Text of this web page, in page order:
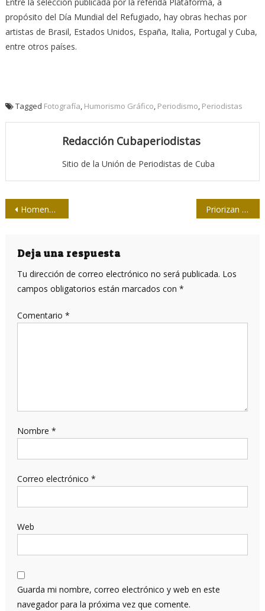
propósito del Día Mundial del Refugiado, hay obras hechas por
artistas de Brasil, Estados Unidos, España, Italia, Portugal y Cuba,
entre otros países.
Tagged Fotografía, Humorismo Gráfico, Periodismo, Periodistas
Redacción Cubaperiodistas
Sitio de la Unión de Periodistas de Cuba
Navegación
entradas
Homenaje a Guillermo Cabrera en todo el país Priorizan en Canadá formación de periodistas con raíces indígenas
Deja una respuesta
Tu dirección de correo electrónico no será publicada. Los
campos obligatorios están marcados con *
Comentario *
Nombre *
Correo electrónico *
Web
Guarda mi nombre, correo electrónico y web en este
navegador para la próxima vez que comente.